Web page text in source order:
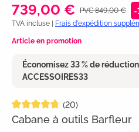
739,00 € PVC 849,00 € -
TVA incluse | Frais d'expédition
Article en promotion
Économisez 33 % de
ACCESSOIRES33
Note moyenne de 4.7 sur 5 étoiles
(20)
Cabane à outils Barfleur